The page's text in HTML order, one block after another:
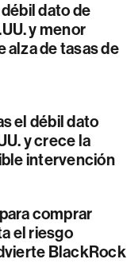
dato de
y menor
alza de tasas de
el débil dato
y crece la
intervención
comprar
el riesgo
BlackRock